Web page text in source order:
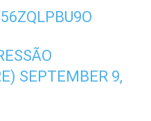
SEPTEMBER 9,